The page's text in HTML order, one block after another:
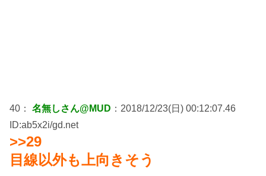
40： 名無しさん@MUD ：2018/12/23(日) 00:12:07.46
ID:ab5x2i/gd.net
>>29
目線以外も上向きそう